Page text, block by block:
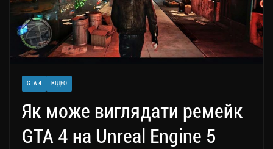
GTA 4 ВІДЕО
Як може виглядати ремейк
GTA 4 на Unreal Engine 5